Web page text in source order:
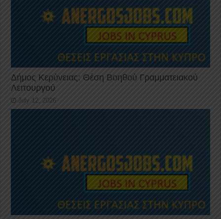
Δήμος Κερύνειας: Θέση Βοηθού Γραμματειακού
Λειτουργού
July 12, 2026